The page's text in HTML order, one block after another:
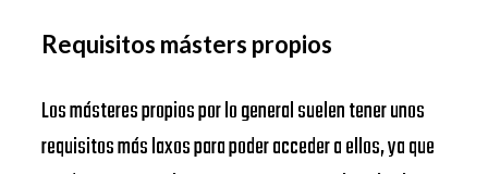
Requisitos másters propios
Los másteres propios por lo general suelen tener unos
requisitos más laxos para poder acceder a ellos, ya que